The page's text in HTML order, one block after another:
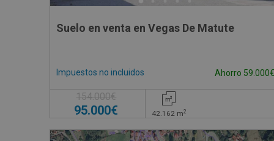
Suelo en venta en Vegas De Matute
Impuestos no incluidos Ahorro 59.000€
154.000€
95.000€ 42.162 m2